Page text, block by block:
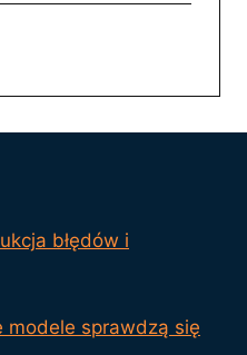
błędów i
sprawdzą się